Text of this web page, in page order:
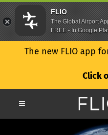
The new FLIO app
Click
FLIO
The Global Airport
FREE - In Google